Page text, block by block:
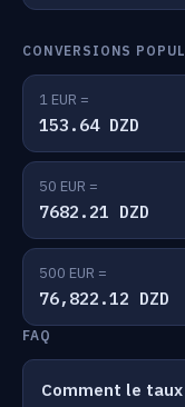
CONVERSIONS
1 EUR =
153.64 DZD
50 EUR =
7682.21 DZD
500 EUR =
76,822.12 DZD
FAQ
Comment le